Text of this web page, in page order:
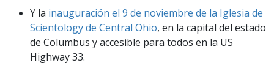
Y la inauguración el 9 de noviembre de la Iglesia de
Scientology de Central Ohio, en la capital del estado
de Columbus y accesible para todos en la US
Highway 33.